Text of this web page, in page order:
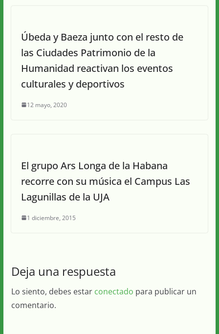
Úbeda y Baeza junto con el resto de
las Ciudades Patrimonio de la
Humanidad reactivan los eventos
culturales y deportivos
12 mayo, 2020
El grupo Ars Longa de la Habana
recorre con su música el Campus Las
Lagunillas de la UJA
1 diciembre, 2015
Deja una respuesta
Lo siento, debes estar conectado para publicar un
comentario.